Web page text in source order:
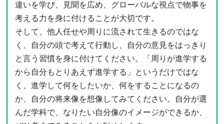
違いを学び、見聞を広め、グローバルな視点で物事を
考える力を身に付けることが大切です。
そして、他人任せや周りに流されて生きるのではな
く、自分の頭で考えて行動し、自分の意見をはっきり
と言う習慣を身に付けてください。「周りが進学する
から自分もとりあえず進学する」というだけではな
く、進学して何をしたいか、何をすることになるの
か、自分の将来像を想像してみてください。自分が選
んだ学科で、なりたい自分像のイメージができるか、